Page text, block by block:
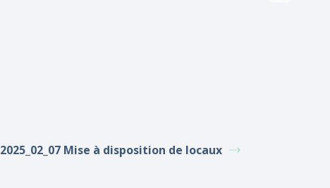
2025_02_07 Mise à disposition de locaux